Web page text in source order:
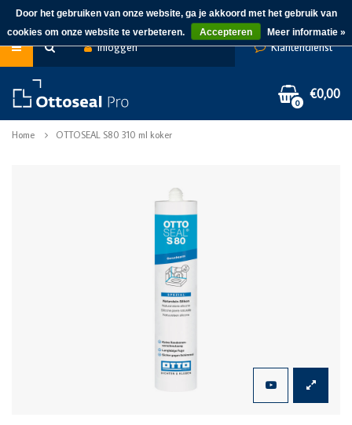
Inloggen Klantendienst
0
€0,00
Home OTTOSEAL S80 310 ml koker
Door het gebruiken van onze website, ga je akkoord met het gebruik van
cookies om onze website te verbeteren.
Accepteren Meer informatie »